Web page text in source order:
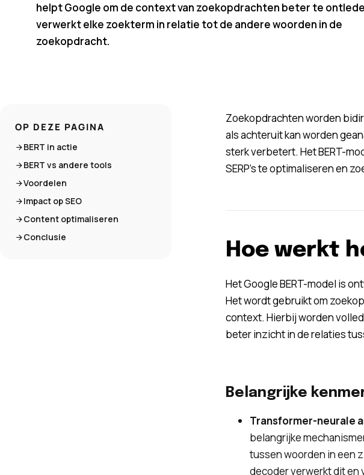
helpt Google om de context van zoekopdrachten beter te
verwerkt elke zoekterm in relatie tot de andere woorden in de
zoekopdracht.
OP DEZE PAGINA
BERT in actie
BERT vs andere tools
Voordelen
Impact op SEO
Content optimaliseren
Conclusie
Zoekopdrachten worden
als achteruit kan worden
sterk verbetert. Het BERT-
SERP’s te optimaliseren en
Hoe werkt
Het Google BERT-model is
Het wordt gebruikt om
context. Hierbij worden
beter inzicht in de relaties
Belangrijke
Transformer-neurale
belangrijke
tussen woorden in een
decoder verwerkt dit en